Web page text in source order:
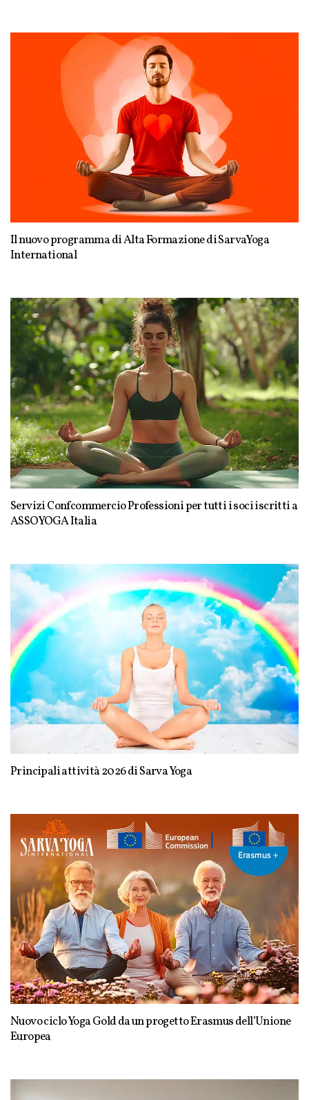
Il nuovo programma di Alta Formazione di SarvaYoga
International
Servizi Confcommercio Professioni per tutti i soci iscritti a
ASSOYOGA Italia
Principali attività 2026 di Sarva Yoga
Nuovo ciclo Yoga Gold da un progetto Erasmus dell’Unione
Europea